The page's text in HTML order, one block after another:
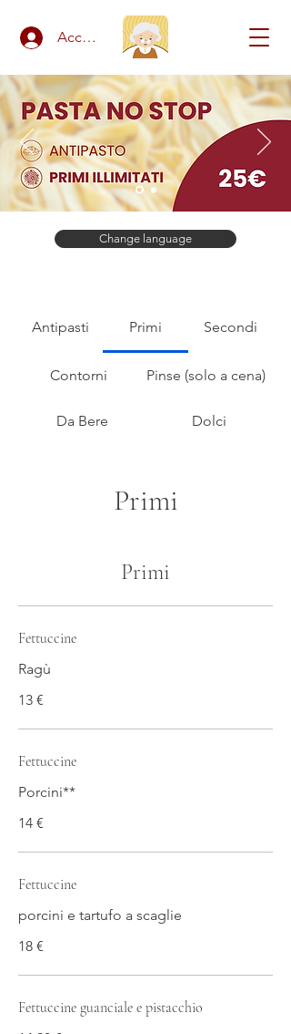
Accedi
Change language
Antipasti Primi Secondi
Contorni Pinse (solo a cena)
Da Bere Dolci
Primi
Primi
Fettuccine
Ragù
13 €
Fettuccine
Porcini**
14 €
Fettuccine
porcini e tartufo a scaglie
18 €
Fettuccine guanciale e pistacchio